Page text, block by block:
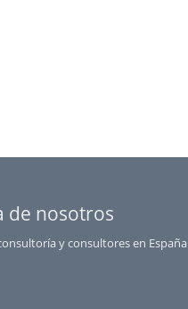
de nosotros
y consultores en España